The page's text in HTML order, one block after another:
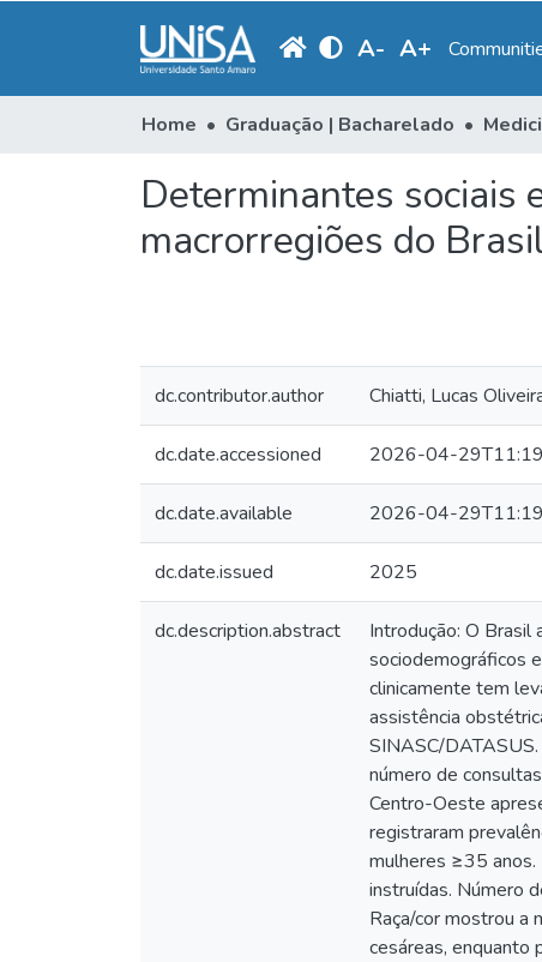
A- A+
Home Graduação | Bacharelado
Determinantes sociais
macrorregiões do
dc.contributor.author Chiatti, Lucas
dc.date.accessioned 2026-04-
dc.date.available 2026-04-
dc.date.issued 2025
dc.description.abstract
Introdução: O Brasil
sociodemográficos
clinicamente tem
assistência
SINASC/
número de
Centro-Oeste
registraram
mulheres ≥35 anos.
instruídas. Número
Raça/cor mostrou a
cesáreas, enquanto